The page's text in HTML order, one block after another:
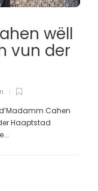
wëll
vun der
Cahen
Haaptstad